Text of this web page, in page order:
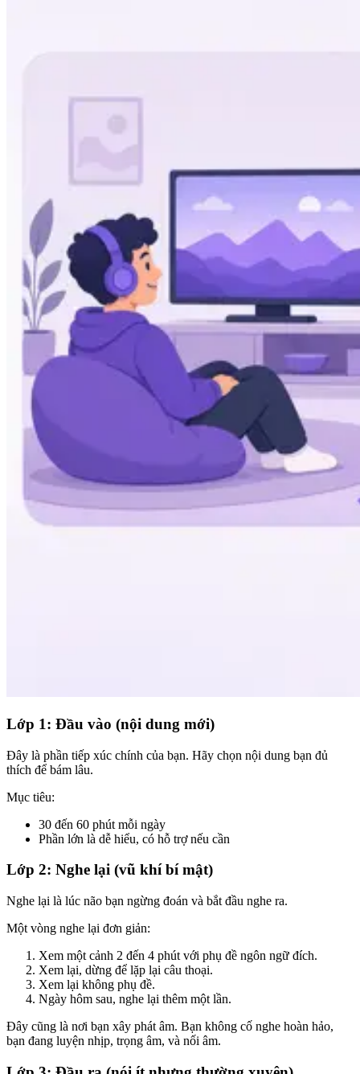
Lớp 1: Đầu vào (nội dung mới)
Đây là phần tiếp xúc chính của bạn. Hãy chọn nội dung bạn đủ
thích để bám lâu.
Mục tiêu:
30 đến 60 phút mỗi ngày
Phần lớn là dễ hiểu, có hỗ trợ nếu cần
Lớp 2: Nghe lại (vũ khí bí mật)
Nghe lại là lúc não bạn ngừng đoán và bắt đầu nghe ra.
Một vòng nghe lại đơn giản:
Xem một cảnh 2 đến 4 phút với phụ đề ngôn ngữ đích.
Xem lại, dừng để lặp lại câu thoại.
Xem lại không phụ đề.
Ngày hôm sau, nghe lại thêm một lần.
Đây cũng là nơi bạn xây phát âm. Bạn không cố nghe hoàn hảo,
bạn đang luyện nhịp, trọng âm, và nối âm.